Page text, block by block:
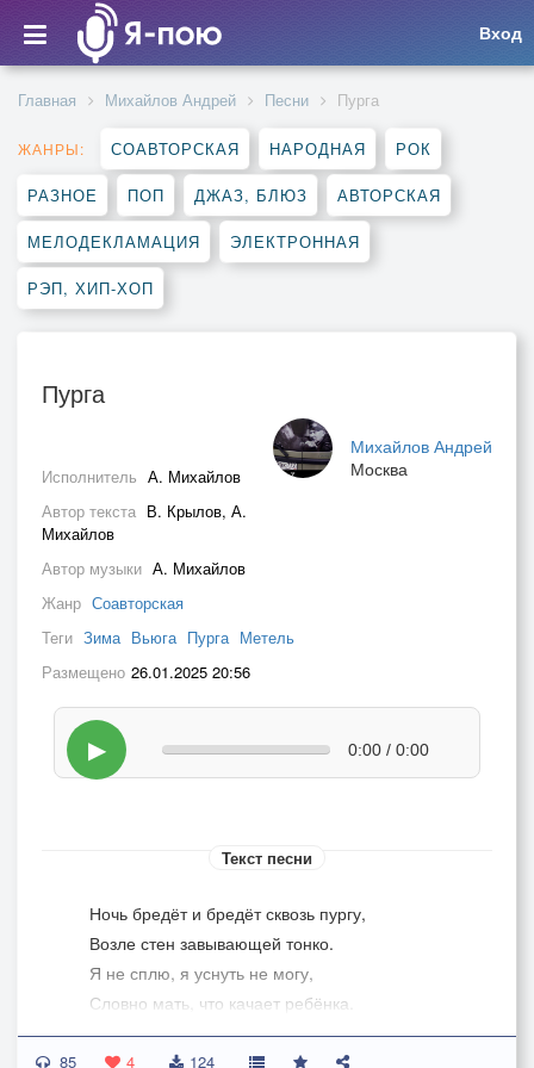
Вход
Главная Михайлов Андрей Песни Пурга
ЖАНРЫ: СОАВТОРСКАЯ НАРОДНАЯ РОК
РАЗНОЕ ПОП ДЖАЗ, БЛЮЗ АВТОРСКАЯ
МЕЛОДЕКЛАМАЦИЯ ЭЛЕКТРОННАЯ
РЭП, ХИП-ХОП
Пурга
Михайлов Андрей
Москва
Исполнитель А. Михайлов
Автор текста В. Крылов, А.
Михайлов
Автор музыки А. Михайлов
Жанр Соавторская
Теги Зима Вьюга Пурга Метель
Размещено 26.01.2025 20:56
▶ 0:00 / 0:00
Текст песни
Ночь бредёт и бредёт сквозь пургу,
Возле стен завывающей тонко.
Я не сплю, я уснуть не могу,
Словно мать, что качает ребёнка.
Как тисками сдавило в висках,
85 4 124